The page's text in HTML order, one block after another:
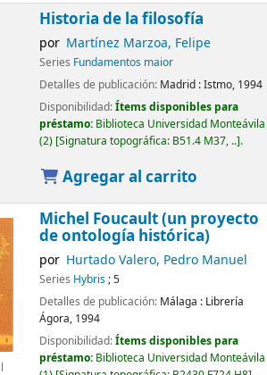
Historia de la filosofía
por Martínez Marzoa, Felipe
Series Fundamentos maior
Detalles de publicación: Madrid :Istmo, 1994
Disponibilidad:Ítems disponibles para
préstamo: Biblioteca Universidad Monteávila
(2) Signatura topográfica: B51.4 M37, .. .
Agregar al carrito
Michel Foucault (un proyecto
de ontología histórica)
por Hurtado Valero, Pedro Manuel
Series Hybris; 5
Detalles de publicación: Málaga : Librería
Ágora, 1994
Disponibilidad:Ítems disponibles para
préstamo: Biblioteca Universidad Monteávila